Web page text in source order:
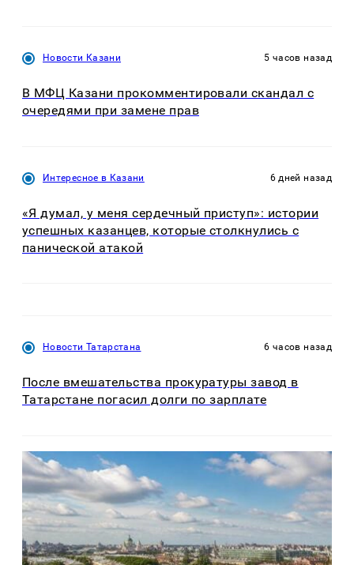
Новости Казани 5 часов назад
В МФЦ Казани прокомментировали скандал с
очередями при замене прав
Интересное в Казани 6 дней назад
«Я думал, у меня сердечный приступ»: истории
успешных казанцев, которые столкнулись с
панической атакой
Новости Татарстана 6 часов назад
После вмешательства прокуратуры завод в
Татарстане погасил долги по зарплате